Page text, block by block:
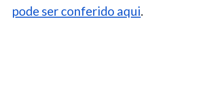
pode ser conferido aqui.